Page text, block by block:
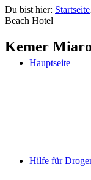
Hauptseite
Hilfe für
Du bist hier: Startseite
Beach Hotel
Kemer